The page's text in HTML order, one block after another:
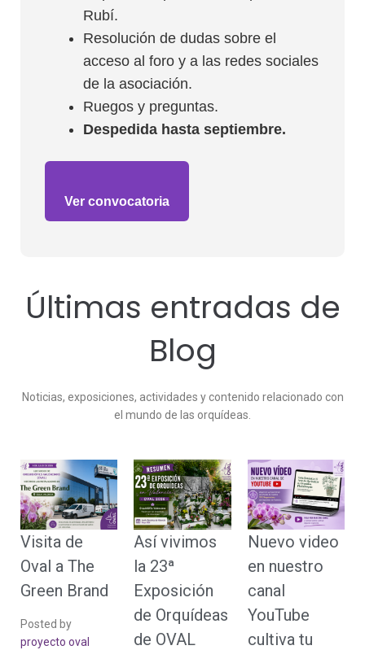
Rubí.
Resolución de dudas sobre el
acceso al foro y a las redes sociales
de la asociación.
Ruegos y preguntas.
Despedida hasta septiembre.
Ver convocatoria
Últimas entradas de
Blog
Noticias, exposiciones, actividades y contenido relacionado con
el mundo de las orquídeas.
Visita de
Oval a The
Green Brand
Posted by
proyecto oval
Así vivimos
la 23ª
Exposición
de Orquídeas
de OVAL
Nuevo video
en nuestro
canal
YouTube
cultiva tu